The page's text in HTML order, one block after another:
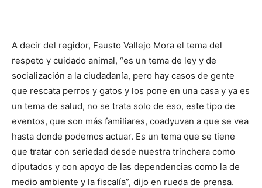
A decir del regidor, Fausto Vallejo Mora el tema del
respeto y cuidado animal, “es un tema de ley y de
socialización a la ciudadanía, pero hay casos de gente
que rescata perros y gatos y los pone en una casa y ya es
un tema de salud, no se trata solo de eso, este tipo de
eventos, que son más familiares, coadyuvan a que se vea
hasta donde podemos actuar. Es un tema que se tiene
que tratar con seriedad desde nuestra trinchera como
diputados y con apoyo de las dependencias como la de
medio ambiente y la fiscalía”, dijo en rueda de prensa.